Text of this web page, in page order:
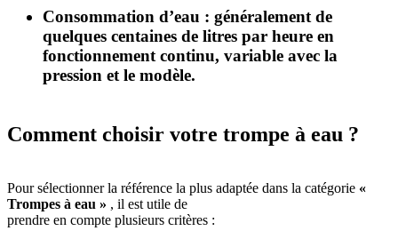
Consommation d’eau : généralement de
quelques centaines de litres par heure en
fonctionnement continu, variable avec la
pression et le modèle.
Comment choisir votre trompe à eau ?
Pour sélectionner la référence la plus adaptée dans la catégorie «
Trompes à eau » , il est utile de
prendre en compte plusieurs critères :